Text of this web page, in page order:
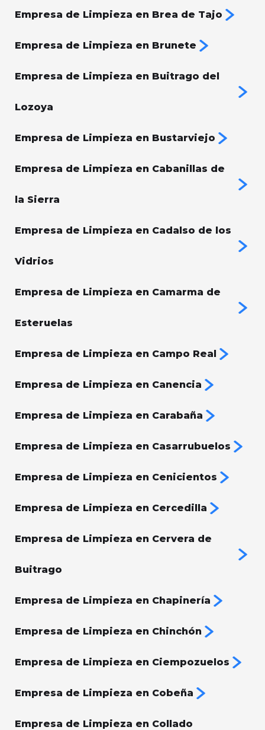
Empresa de Limpieza en Brea de Tajo
Empresa de Limpieza en Brunete
Empresa de Limpieza en Buitrago del
Lozoya
Empresa de Limpieza en Bustarviejo
Empresa de Limpieza en Cabanillas de
la Sierra
Empresa de Limpieza en Cadalso de los
Vidrios
Empresa de Limpieza en Camarma de
Esteruelas
Empresa de Limpieza en Campo Real
Empresa de Limpieza en Canencia
Empresa de Limpieza en Carabaña
Empresa de Limpieza en Casarrubuelos
Empresa de Limpieza en Cenicientos
Empresa de Limpieza en Cercedilla
Empresa de Limpieza en Cervera de
Buitrago
Empresa de Limpieza en Chapinería
Empresa de Limpieza en Chinchón
Empresa de Limpieza en Ciempozuelos
Empresa de Limpieza en Cobeña
Empresa de Limpieza en Collado